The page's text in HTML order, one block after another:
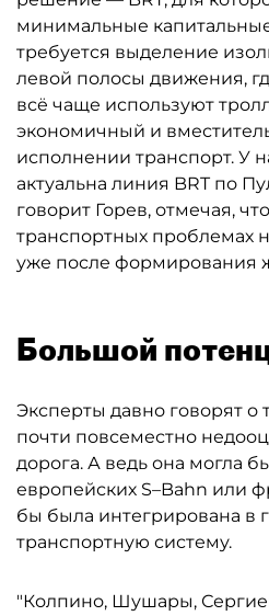
минимальные
требуется выделение
левой полосы движения,
всё чаще используют
экономичный и
исполнении транспорт. У
актуальна линия BRT по
говорит Горев, отмечая,
транспортных проблемах
уже после формирования
Большой
Эксперты давно говорят о
почти повсеместно
дорога. А ведь она могла
европейских S–Bahn или
бы была интегрирована в
транспортную систему.
"Колпино, Шушары,